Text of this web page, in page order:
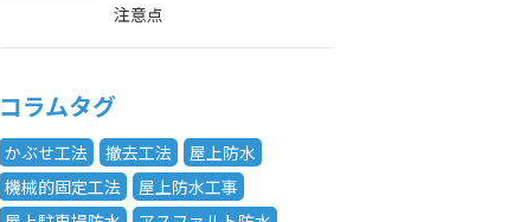
注意点
コラムタグ
かぶせ工法 撤去工法
屋上防水
機械的固定工法
屋上防水工事